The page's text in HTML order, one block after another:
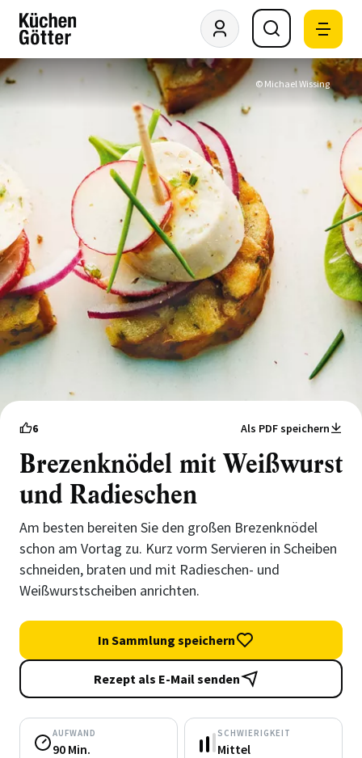
© Michael Wissing
6 Als PDF speichern
Brezenknödel mit Weißwurst
und Radieschen
Am besten bereiten Sie den großen Brezenknödel
schon am Vortag zu. Kurz vorm Servieren in Scheiben
schneiden, braten und mit Radieschen- und
Weißwurstscheiben anrichten.
In Sammlung speichern
Rezept als E-Mail senden
AUFWAND
90 Min.
SCHWIERIGKEIT
Mittel